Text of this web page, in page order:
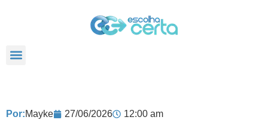
Por:Mayke 27/06/2026 12:00 am